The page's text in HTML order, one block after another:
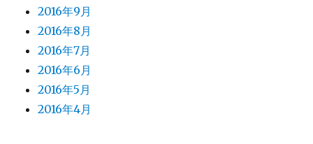
2016年9月
2016年8月
2016年7月
2016年6月
2016年5月
2016年4月